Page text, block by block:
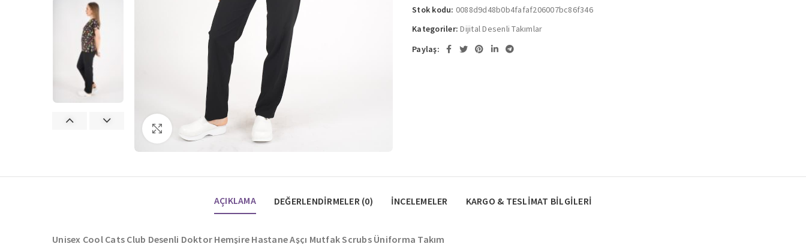
Büyütmek için tıklayın
Stok kodu: 0088d9d48b0b4fafaf206007bc86f346
Kategoriler: Dijital Desenli Takımlar
Paylaş:
AÇIKLAMA DEĞERLENDIRMELER (0) İNCELEMELER KARGO & TESLIMAT BILGILERI
Unisex Cool Cats Club Desenli Doktor Hemşire Hastane Aşçı Mutfak Scrubs Üniforma Takım